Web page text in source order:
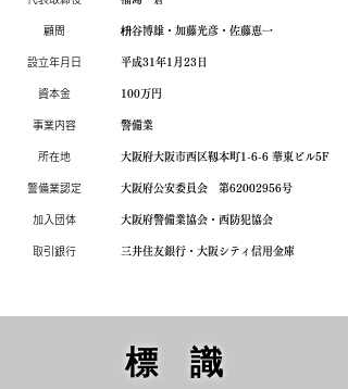
​顧問
設立年月日
資本金
事業内容
所在地
警備業認定
加入団体
取引銀行
枡谷博雄・加藤光彦・佐藤恵一
平成31年1月23日
100万円
​警備業
​大阪府大阪市西区靱本町1-6-6 華東ビル5F
大阪府公安委員会 第62002956号
大阪府警備業協会・西防犯協会
​三井住友銀行・大阪シティ信用金庫
​標 識